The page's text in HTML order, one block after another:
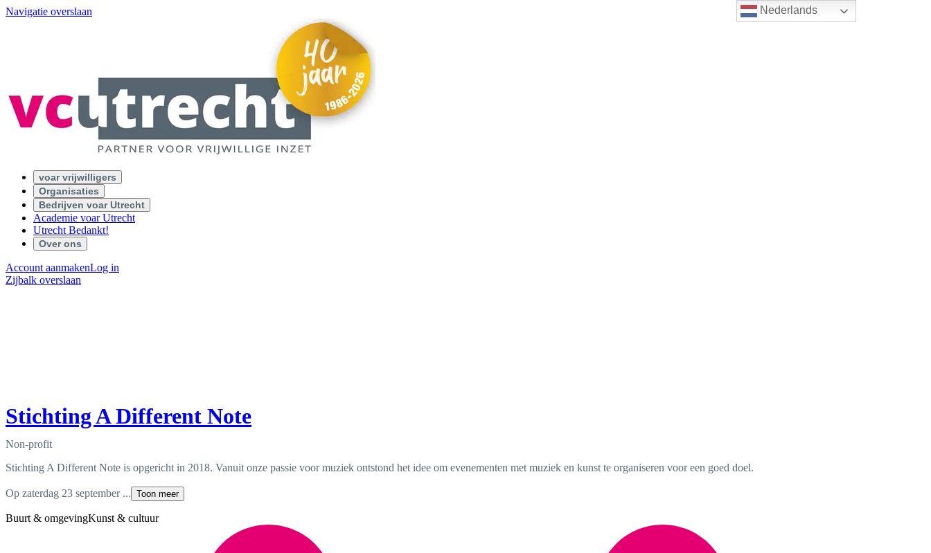
Nederlands
Navigatie overslaan
voar vrijwilligers
Organisaties
Bedrijven voar Utrecht
Academie voar Utrecht
Utrecht Bedankt!
Over ons
Account aanmakenLog in
Zijbalk overslaan
Stichting A Different Note
Non-profit
Stichting A Different Note is opgericht in 2018. Vanuit onze passie voor muziek ontstond het idee om evenementen met muziek en kunst te organiseren voor een goed doel.
Op zaterdag 23 september ... Toon meer
Buurt & omgevingKunst & cultuur